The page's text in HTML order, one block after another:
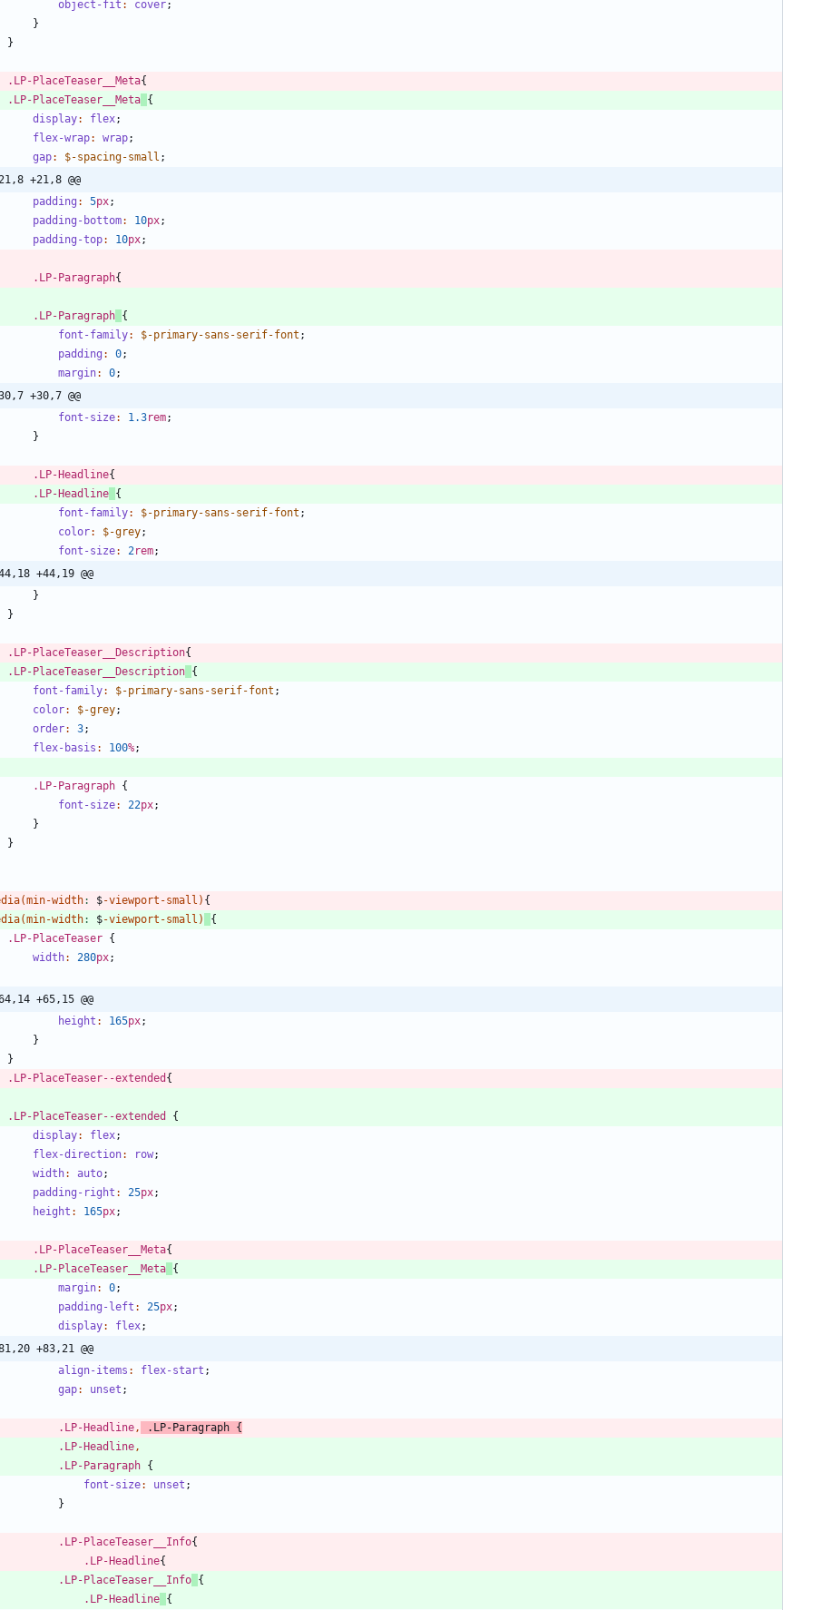
object-fit : cover;
}
}
. LP-PlaceTeaser__Meta{
. LP-PlaceTeaser__Meta {
display: flex;
flex-wrap: wrap;
gap: $-spacing-small ;
+21,8 @@
padding : 5px;
padding-bottom: 10px;
padding-top: 10px;
. LP-Paragraph{
. LP-Paragraph {
font-family: $-primary-sans-serif-font ;
padding : 0;
margin: 0;
+30,7 @@
font-size: 1 .3rem;
}
. LP-Headline{
. LP-Headline {
font-family: $-primary-sans-serif-font ;
color: $-grey;
font-size: 2rem;
+44,19 @@
}
}
. LP-PlaceTeaser__Description{
. LP-PlaceTeaser__Description {
font-family: $-primary-sans-serif-font ;
color: $-grey;
order: 3;
flex-basis : 100%;
. LP-Paragraph {
font-size: 22px;
}
}
(min-width: $-viewport-small ) {
(min-width: $-viewport-small )
{
. LP-PlaceTeaser {
width: 280px;
+65,15 @@
height : 165px;
}
}
. LP-PlaceTeaser--extended {
. LP-PlaceTeaser--extended
{
display: flex;
flex-direction: row;
width: auto;
padding-right : 25px;
height : 165px;
. LP-PlaceTeaser__Meta{
. LP-PlaceTeaser__Meta {
margin: 0;
padding-left : 25px;
display: flex;
+83,21 @@
align-items : flex-start ;
gap: unset ;
. LP-Headline , . LP-Paragraph {
. LP-Headline ,
. LP-Paragraph {
font-size: unset ;
}
. LP-PlaceTeaser__Info{
. LP-Headline{
. LP-PlaceTeaser__Info {
. LP-Headline {